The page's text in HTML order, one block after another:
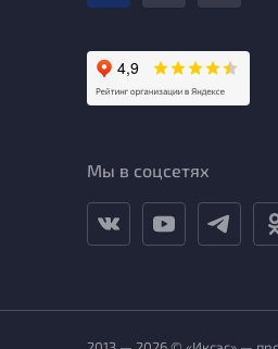
Мы в соцсетях